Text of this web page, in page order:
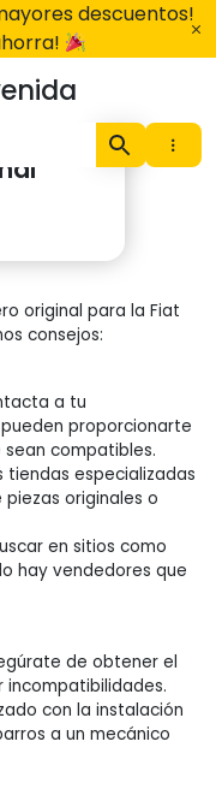
descuentos!
original para la Fiat
consejos:
a tu
proporcionarte
compatibles.
tiendas especializadas
originales o
en sitios como
hay vendedores que
de obtener el
con la instalación
a un mecánico